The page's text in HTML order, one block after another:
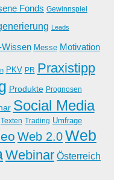
Fonds Gewinnspiel
Leads
Messe Motivation
PKV PR Praxistipp
Produkte Prognosen
Social Media
Texten Trading Umfrage
Web 2.0Web
Webinar Österreich